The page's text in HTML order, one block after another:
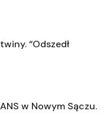
“Odszedł
w Nowym Sączu.